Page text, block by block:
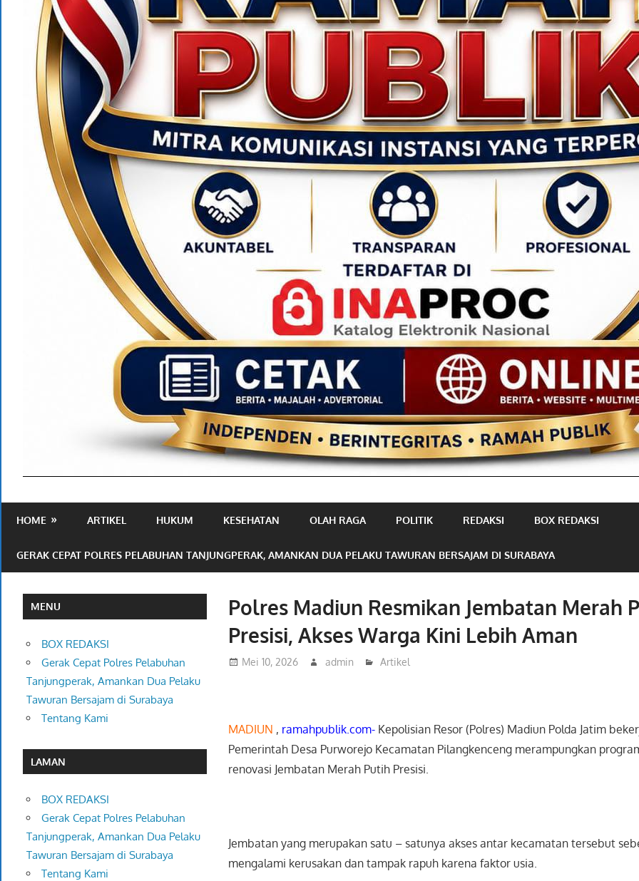
Publik
HOME ARTIKEL HUKUM KESEHATAN OLAH RAGA POLITIK REDAKSI BOX REDAKSI
GERAK CEPAT POLRES PELABUHAN TANJUNGPERAK, AMANKAN DUA PELAKU TAWURAN BERSAJAM DI SURABAYA
Polres Madiun Resmikan Jembatan Merah
Presisi, Akses Warga Kini Lebih Aman
Mei 10, 2026 admin Artikel
MADIUN , ramahpublik.com- Kepolisian Resor (Polres) Madiun Polda Jatim
Pemerintah Desa Purworejo Kecamatan Pilangkenceng merampungkan
renovasi Jembatan Merah Putih Presisi.
Jembatan yang merupakan satu – satunya akses antar kecamatan tersebut
mengalami kerusakan dan tampak rapuh karena faktor usia.
MENU
BOX REDAKSI
Gerak Cepat Polres Pelabuhan
Tanjungperak, Amankan Dua Pelaku
Tawuran Bersajam di Surabaya
Tentang Kami
LAMAN
BOX REDAKSI
Gerak Cepat Polres Pelabuhan
Tanjungperak, Amankan Dua Pelaku
Tawuran Bersajam di Surabaya
Tentang Kami